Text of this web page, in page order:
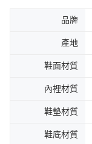
品牌
產地
鞋面材質
內裡材質
鞋墊材質
鞋底材質